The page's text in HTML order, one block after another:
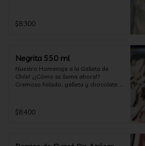
$8.300
Negrita 550 ml
Nuestro Homenaje a la Galleta de
Chile! ¿¡Cómo se llama ahora!?
Cremoso helado, galleta y chocolate.
$8.400